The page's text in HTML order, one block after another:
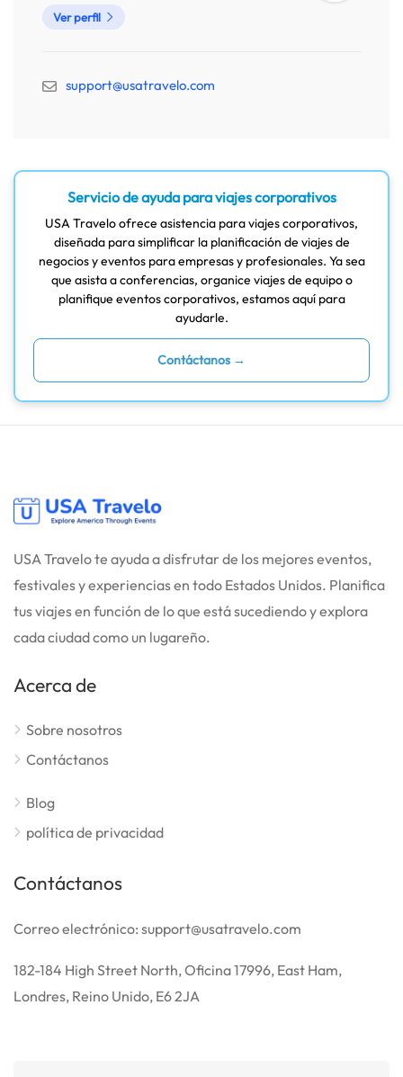
Ver perfil
support@usatravelo.com
Servicio de ayuda para viajes corporativos
USA Travelo ofrece asistencia para viajes corporativos,
diseñada para simplificar la planificación de viajes de
negocios y eventos para empresas y profesionales. Ya sea
que asista a conferencias, organice viajes de equipo o
planifique eventos corporativos, estamos aquí para
ayudarle.
Contáctanos →
USA Travelo te ayuda a disfrutar de los mejores eventos,
festivales y experiencias en todo Estados Unidos. Planifica
tus viajes en función de lo que está sucediendo y explora
cada ciudad como un lugareño.
Acerca de
Sobre nosotros
Contáctanos
Blog
política de privacidad
Contáctanos
Correo electrónico: support@usatravelo.com
182-184 High Street North, Oficina 17996, East Ham,
Londres, Reino Unido, E6 2JA